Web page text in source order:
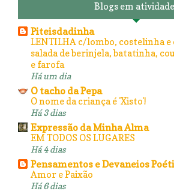
Blogs em atividade
Piteisdadinha
LENTILHA c/lombo, costelinha e
salada de berinjela, batatinha,
e farofa
Há um dia
O tacho da Pepa
O nome da criança é 'Xisto'!
Há 3 dias
Expressão da Minha Alma
EM TODOS OS LUGARES
Há 4 dias
Pensamentos e Devaneios
Amor e Paixão
Há 6 dias